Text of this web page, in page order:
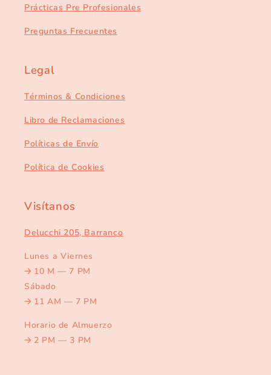
Prácticas Pre Profesionales
Preguntas Frecuentes
Legal
Términos & Condiciones
Libro de Reclamaciones
Políticas de Envío
Política de Cookies
Visítanos
Delucchi 205, Barranco
Lunes a Viernes
🡢 10 M — 7 PM
Sábado
🡢 11 AM — 7 PM
Horario de Almuerzo
🡢 2 PM — 3 PM